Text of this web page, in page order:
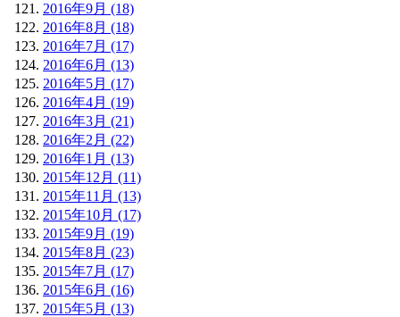
2016年9月 (18)
2016年8月 (18)
2016年7月 (17)
2016年6月 (13)
2016年5月 (17)
2016年4月 (19)
2016年3月 (21)
2016年2月 (22)
2016年1月 (13)
2015年12月 (11)
2015年11月 (13)
2015年10月 (17)
2015年9月 (19)
2015年8月 (23)
2015年7月 (17)
2015年6月 (16)
2015年5月 (13)